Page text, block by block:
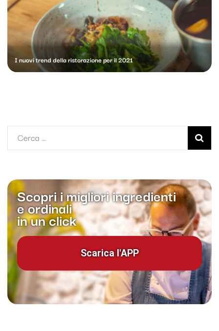
I nuovi trend della ristorazione per il 2021
Ricerca
per:
Scopri i migliori ingredienti
e ordinali
in un click
Scarica l'APP